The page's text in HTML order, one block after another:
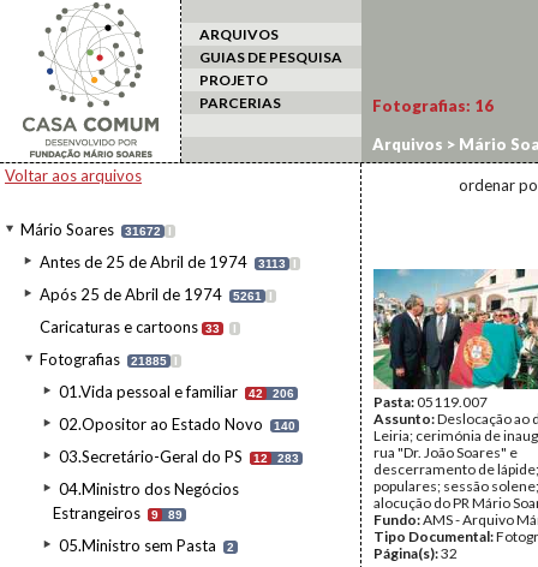
ARQUIVOS
GUIAS DE PESQUISA
PROJETO
PARCERIAS
Voltar aos arquivos
Mário Soares 31672 I
Antes de 25 de Abril de 1974 3113 I
Após 25 de Abril de 1974 5261 I
Caricaturas e cartoons 33 I
Fotografias 21885 I
01.Vida pessoal e familiar 42 206
02.Opositor ao Estado Novo 140
03.Secretário-Geral do PS 12 283
04.Ministro dos Negócios
Estrangeiros
9 89
05.Ministro sem Pasta 2
Fotografias: 16
Arquivos > Mário
ordenar
Pasta:05119.007
Assunto:Deslocação ao
Leiria; cerimónia de
rua "Dr. João Soares" e
descerramento de
populares; sessão
alocução do PR Mário
Fundo:AMS - Arquivo
Tipo Documental:
Página(s):32